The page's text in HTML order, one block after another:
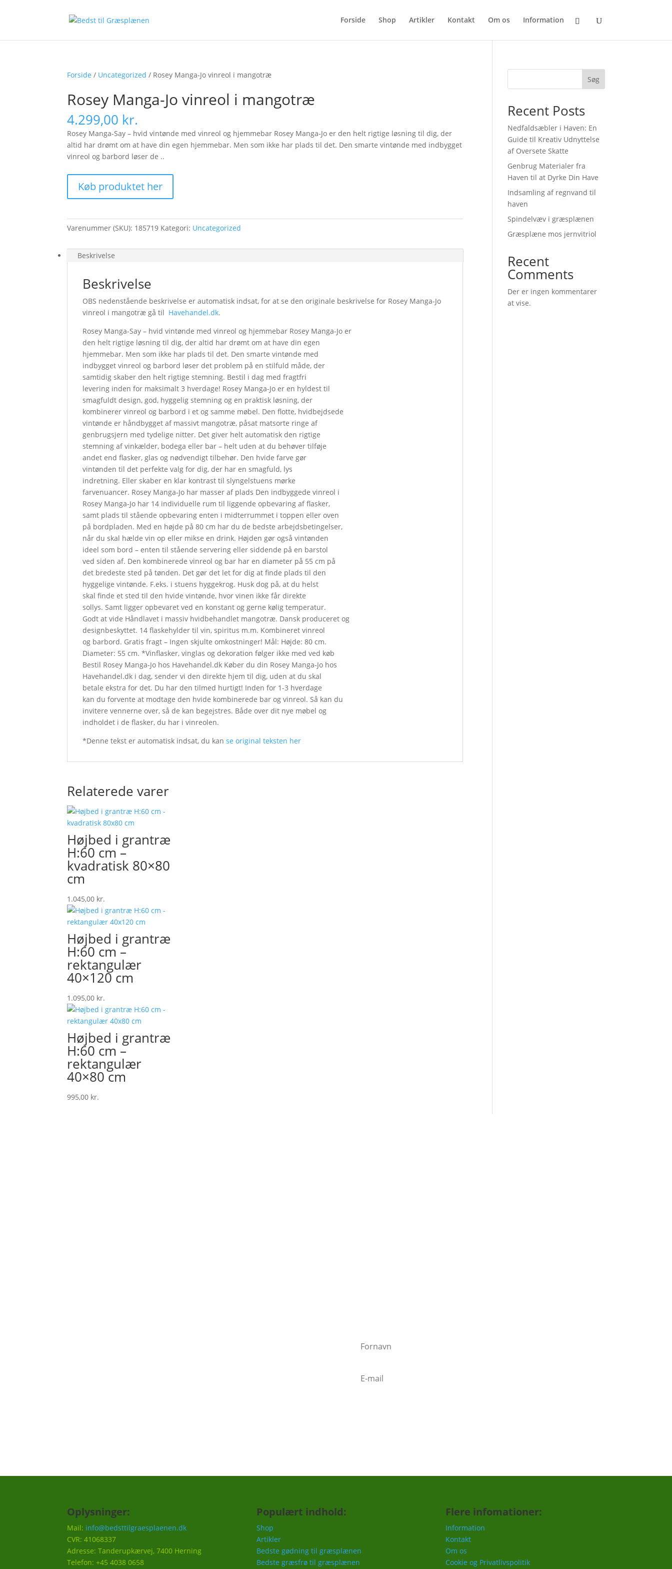
Forside Shop Artikler Kontakt Om os Information
Forside / Uncategorized / Rosey Manga-Jo vinreol i mangotræ
Rosey Manga-Jo vinreol i mangotræ
4.299,00 kr.
Rosey Manga-Say – hvid vintønde med vinreol og hjemmebar Rosey Manga-Jo er den helt rigtige løsning til dig, der
altid har drømt om at have din egen hjemmebar. Men som ikke har plads til det. Den smarte vintønde med indbygget
vinreol og barbord løser de ..
Køb produktet her
Varenummer (SKU): 185719 Kategori: Uncategorized
Beskrivelse
Beskrivelse
OBS nedenstående beskrivelse er automatisk indsat, for at se den originale beskrivelse for Rosey Manga-Jo
vinreol i mangotræ gå til Havehandel.dk.
Rosey Manga-Say – hvid vintønde med vinreol og hjemmebar Rosey Manga-Jo er
den helt rigtige løsning til dig, der altid har drømt om at have din egen
hjemmebar. Men som ikke har plads til det. Den smarte vintønde med
indbygget vinreol og barbord løser det problem på en stilfuld måde, der
samtidig skaber den helt rigtige stemning. Bestil i dag med fragtfri
levering inden for maksimalt 3 hverdage! Rosey Manga-Jo er en hyldest til
smagfuldt design, god, hyggelig stemning og en praktisk løsning, der
kombinerer vinreol og barbord i et og samme møbel. Den flotte, hvidbejdsede
vintønde er håndbygget af massivt mangotræ, påsat matsorte ringe af
genbrugsjern med tydelige nitter. Det giver helt automatisk den rigtige
stemning af vinkælder, bodega eller bar – helt uden at du behøver tilføje
andet end flasker, glas og nødvendigt tilbehør. Den hvide farve gør
vintønden til det perfekte valg for dig, der har en smagfuld, lys
indretning. Eller skaber en klar kontrast til slyngelstuens mørke
farvenuancer. Rosey Manga-Jo har masser af plads Den indbyggede vinreol i
Rosey Manga-Jo har 14 individuelle rum til liggende opbevaring af flasker,
samt plads til stående opbevaring enten i midterrummet i toppen eller oven
på bordpladen. Med en højde på 80 cm har du de bedste arbejdsbetingelser,
når du skal hælde vin op eller mikse en drink. Højden gør også vintønden
ideel som bord – enten til stående servering eller siddende på en barstol
ved siden af. Den kombinerede vinreol og bar har en diameter på 55 cm på
det bredeste sted på tønden. Det gør det let for dig at finde plads til den
hyggelige vintønde. F.eks. i stuens hyggekrog. Husk dog på, at du helst
skal finde et sted til den hvide vintønde, hvor vinen ikke får direkte
sollys. Samt ligger opbevaret ved en konstant og gerne kølig temperatur.
Godt at vide Håndlavet i massiv hvidbehandlet mangotræ. Dansk produceret og
designbeskyttet. 14 flaskehylder til vin, spiritus m.m. Kombineret vinreol
og barbord. Gratis fragt – Ingen skjulte omkostninger! Mål: Højde: 80 cm.
Diameter: 55 cm. *Vinflasker, vinglas og dekoration følger ikke med ved køb
Bestil Rosey Manga-Jo hos Havehandel.dk Køber du din Rosey Manga-Jo hos
Havehandel.dk i dag, sender vi den direkte hjem til dig, uden at du skal
betale ekstra for det. Du har den tilmed hurtigt! Inden for 1-3 hverdage
kan du forvente at modtage den hvide kombinerede bar og vinreol. Så kan du
invitere vennerne over, så de kan begejstres. Både over dit nye møbel og
indholdet i de flasker, du har i vinreolen.
*Denne tekst er automatisk indsat, du kanse original teksten her
Relaterede varer
Højbed i grantræ
H:60 cm –
kvadratisk 80×80
cm
1.045,00 kr.
Højbed i grantræ
H:60 cm –
rektangulær
40×120 cm
1.095,00 kr.
Højbed i grantræ
H:60 cm –
rektangulær
40×80 cm
995,00 kr.
Søg
Recent Posts
Nedfaldsæbler i Haven: En
Guide til Kreativ Udnyttelse
af Oversete Skatte
Genbrug Materialer fra
Haven til at Dyrke Din Have
Indsamling af regnvand til
haven
Spindelvæv i græsplænen
Græsplæne mos jernvitriol
Recent
Comments
Der er ingen kommentarer
at vise.
Oplysninger:
Mail: info@bedsttilgraesplaenen.dk
CVR: 41068337
Adresse: Tanderupkærvej, 7400 Herning
Telefon: +45 4038 0658
Populært indhold:
Shop
Artikler
Bedste gødning til græsplænen
Bedste græsfrø til græsplænen
Flere infomationer:
Information
Kontakt
Om os
Cookie og Privatlivspolitik